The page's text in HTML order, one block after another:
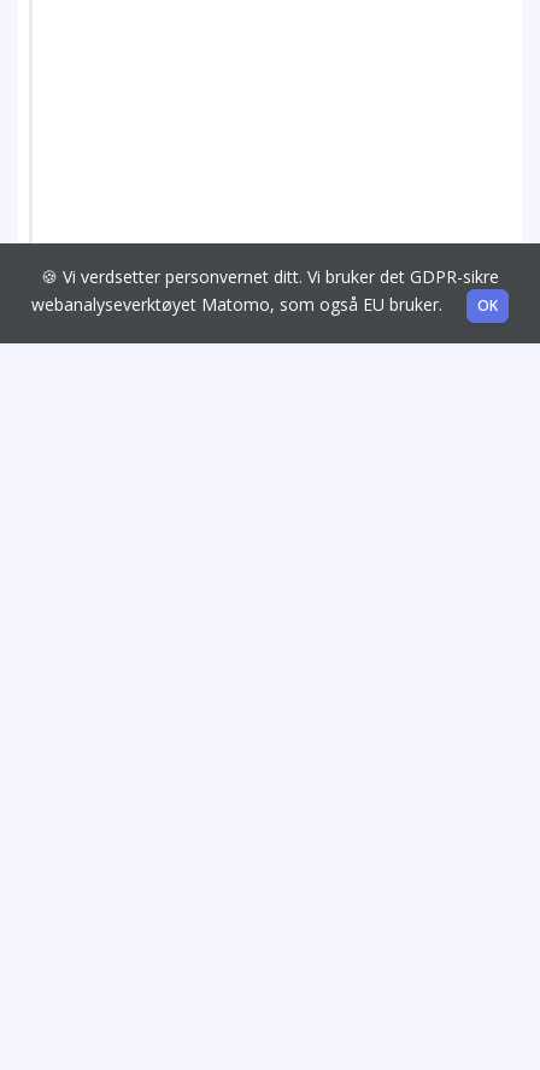
🍪 Vi verdsetter personvernet ditt. Vi bruker det GDPR-sikre
webanalyseverktøyet Matomo, som også EU bruker.
OK